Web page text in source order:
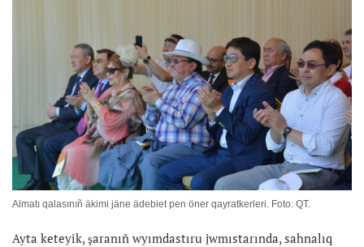
Almatı qalasınıñ äkimi jäne ädebiet pen öner qayratkerleri. Foto: QT.
Ayta keteyik, şaranıñ wyımdastıru jwmıstarında, sahnalıq